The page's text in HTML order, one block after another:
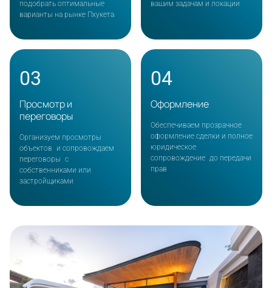
подобрать оптимальные
варианты на рынке Пхукета
вашим задачам и локации
03
Просмотр и
переговоры
Организуем просмотры
объектов и сопровождаем
переговоры с
собственниками или
застройщиками
04
Оформление
Обеспечиваем прозрачное
оформление сделки и полное
юридическое
сопровождение до передачи
прав